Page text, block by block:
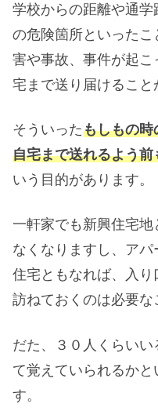
学校からの距離や通
の危険箇所といった
害や事故、事件が起
宅まで送り届けること
そういったもしもの時
自宅まで送れるよう
いう目的があります。
一軒家でも新興住宅
なくなりますし、ア
住宅ともなれば、入
訪ねておくのは必要な
だた、３０人くらい
て覚えていられるか
す。